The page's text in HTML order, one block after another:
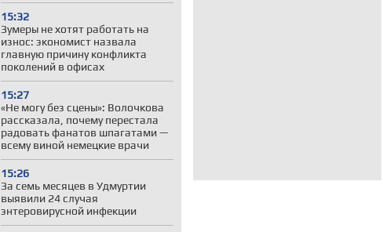
15:32
Зумеры не хотят работать на
износ: экономист назвала
главную причину конфликта
поколений в офисах
15:27
«Не могу без сцены»: Волочкова
рассказала, почему перестала
радовать фанатов шпагатами —
всему виной немецкие врачи
15:26
За семь месяцев в Удмуртии
выявили 24 случая
энтеровирусной инфекции